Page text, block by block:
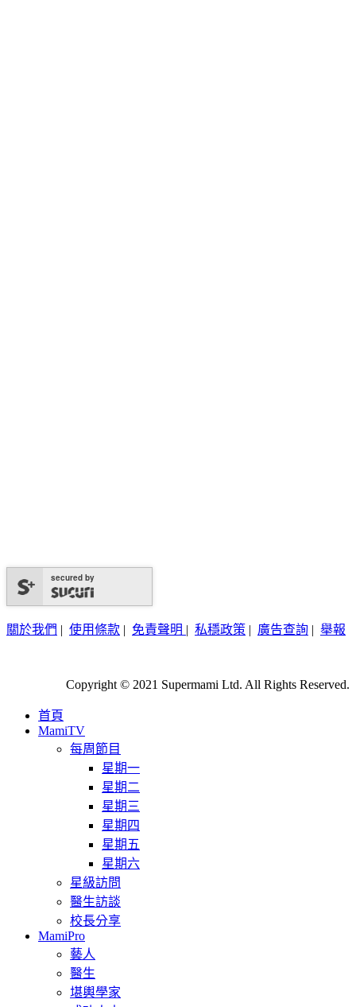
secured by
關於我們 | 使用條款 | 免責聲明 | 私穩政策 | 廣告查詢 | 舉報
Copyright © 2021 Supermami Ltd. All Rights Reserved.
首頁
MamiTV
每周節目
星期一
星期二
星期三
星期四
星期五
星期六
星級訪問
醫生訪談
校長分享
MamiPro
藝人
醫生
堪輿學家